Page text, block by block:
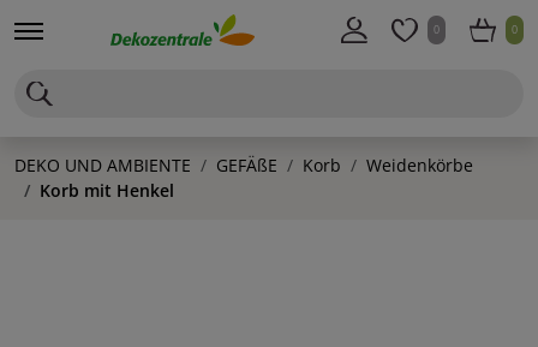
0 0
DEKO UND AMBIENTE GEFÄßE Korb
Weidenkörbe
Korb mit Henkel